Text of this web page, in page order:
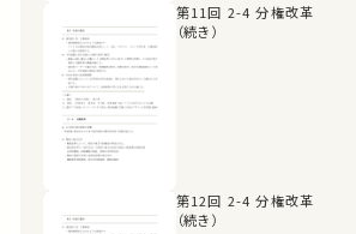
第11回 2-4 分権改革
（続き）
第12回 2-4 分権改革
（続き）